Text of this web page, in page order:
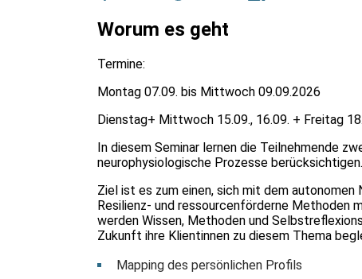
Worum es geht
Termine:
Montag 07.09. bis Mittwoch 09.09.2026
Dienstag+ Mittwoch 15.09., 16.09. + Freitag
In diesem Seminar lernen die Teilnehmende
neurophysiologische Prozesse berücksichtigen.
Ziel ist es zum einen, sich mit dem
Resilienz- und ressourcenförderne Methoden
werden Wissen, Methoden und
Zukunft ihre Klientinnen zu diesem Thema
Mapping des persönlichen Profils